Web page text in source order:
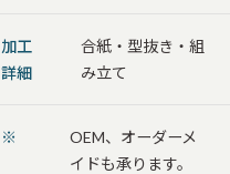
加工
詳細
合紙・型抜き・組
み立て
※
OEM、オーダーメ
イドも承ります。